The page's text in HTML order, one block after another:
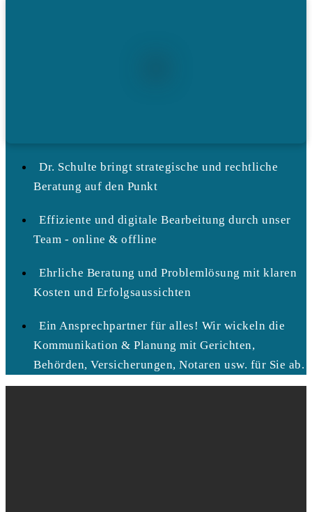
Dr. Schulte bringt strategische und rechtliche
Beratung auf den Punkt
Effiziente und digitale Bearbeitung durch unser
Team - online & offline
Ehrliche Beratung und Problemlösung mit klaren
Kosten und Erfolgsaussichten
Ein Ansprechpartner für alles! Wir wickeln die
Kommunikation & Planung mit Gerichten,
Behörden, Versicherungen, Notaren usw. für Sie ab.